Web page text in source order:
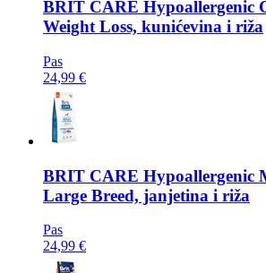
BRIT CARE Hypoallergenic
Weight Loss, kunićevina i riža
Pas
24,99 €
BRIT CARE Hypoallergenic
Large Breed, janjetina i riža
Pas
24,99 €